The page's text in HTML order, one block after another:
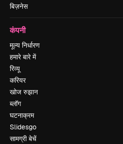
बिज़नेस
कंपनी
मूल्य निर्धारण
हमारे बारे में
रिव्यू
करियर
खोज रुझान
ब्लॉग
घटनाक्रम
Slidesgo
सामग्री बेचें